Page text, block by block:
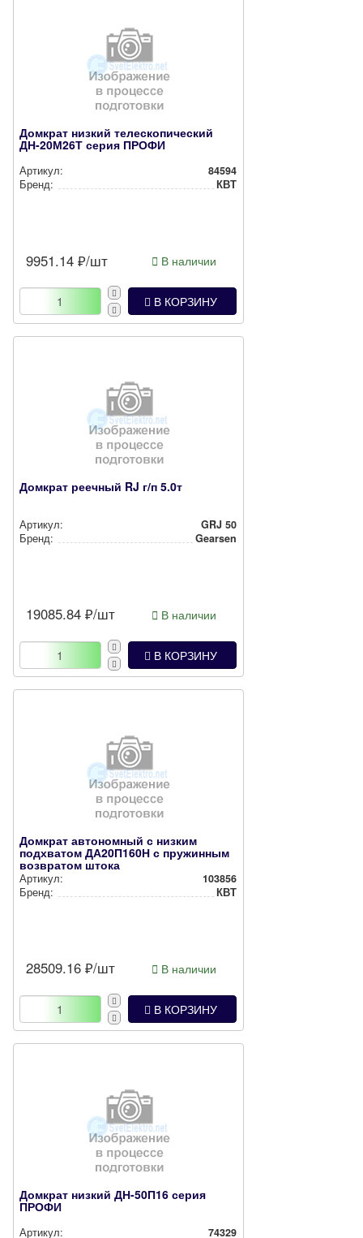
Домкрат низкий телескопический
ДН-20М26Т серия ПРОФИ
Артикул:
84594
Бренд:
КВТ
9951.14 ₽/шт В наличии
В КОРЗИНУ
Домкрат реечный RJ г/п 5.0т
Артикул:
GRJ 50
Бренд:
Gearsen
19085.84 ₽/шт В наличии
В КОРЗИНУ
Домкрат автономный с низким
подхватом ДА20П160Н с пружинным
возвратом штока
Артикул:
103856
Бренд:
КВТ
28509.16 ₽/шт В наличии
В КОРЗИНУ
Домкрат низкий ДН-50П16 серия
ПРОФИ
Артикул: 74329